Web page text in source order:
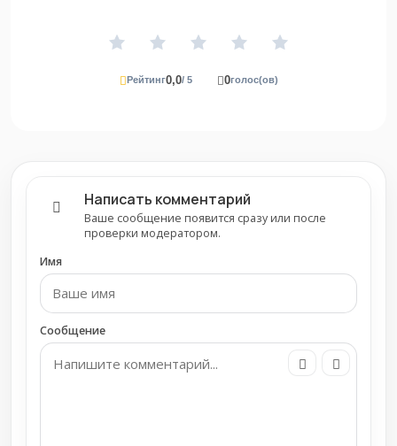
Рейтинг0,0/ 5 0голос(ов)
Написать комментарий
Ваше сообщение появится сразу или после
проверки модератором.
Имя
Сообщение